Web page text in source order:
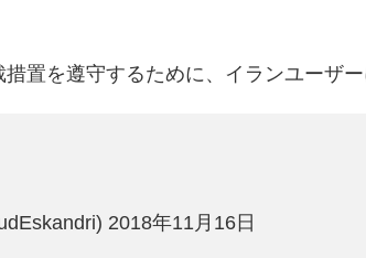
置を遵守するために、イランユーザ
2018年11月16日